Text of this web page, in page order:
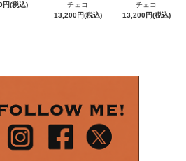
円(税込)
チェコ
13,200円(税込)
チェコ
13,200円(税込)